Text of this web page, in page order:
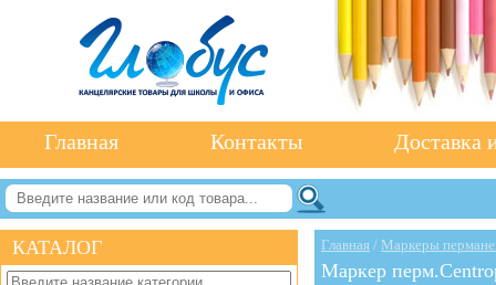
Главная Контакты Доставка
КАТАЛОГ Главная / Маркеры
Маркер